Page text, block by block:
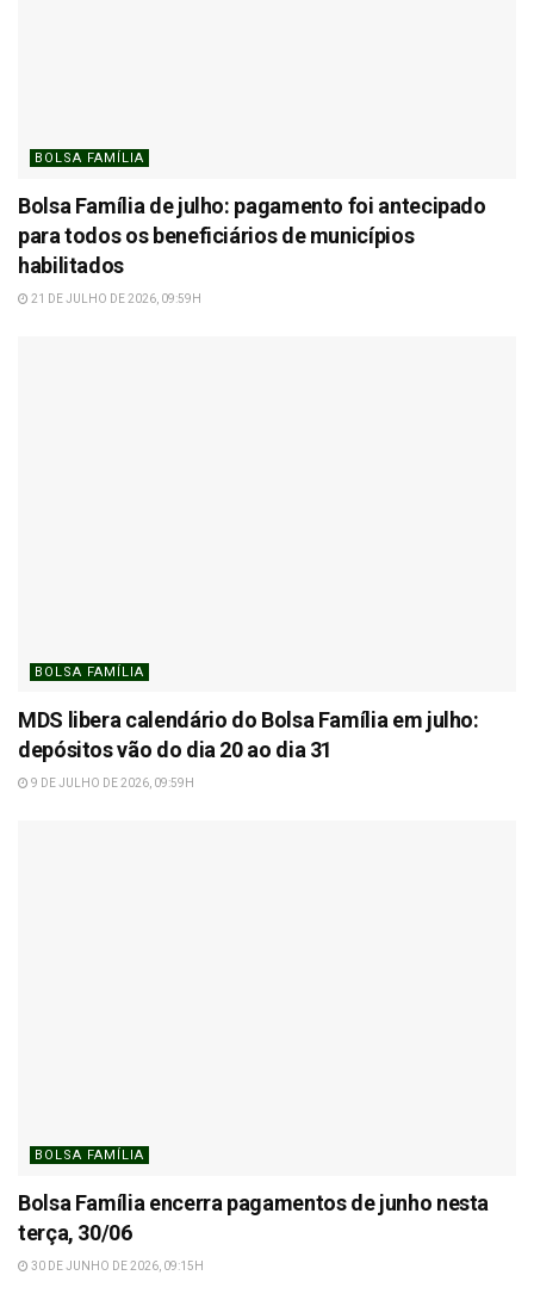
BOLSA FAMÍLIA
Bolsa Família de julho: pagamento foi antecipado
para todos os beneficiários de municípios
habilitados
21 DE JULHO DE 2026, 09:59H
BOLSA FAMÍLIA
MDS libera calendário do Bolsa Família em julho:
depósitos vão do dia 20 ao dia 31
9 DE JULHO DE 2026, 09:59H
BOLSA FAMÍLIA
Bolsa Família encerra pagamentos de junho nesta
terça, 30/06
30 DE JUNHO DE 2026, 09:15H